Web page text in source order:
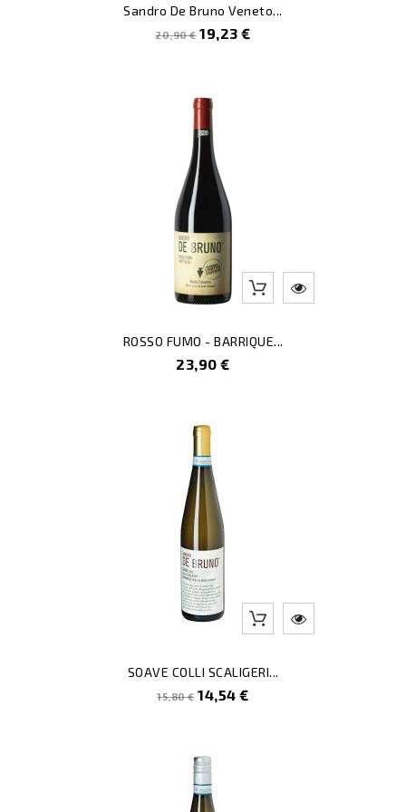
Sandro De Bruno Veneto...
Prezzo
20,90 € Prezzo
19,23 €
ROSSO FUMO - BARRIQUE...
Prezzo
23,90 €
SOAVE COLLI SCALIGERI...
Prezzo
15,80 € Prezzo
14,54 €